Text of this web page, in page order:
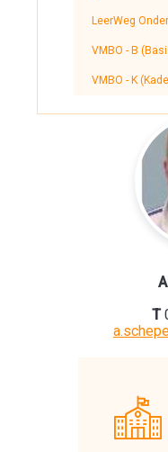
LeerWeg
VMBO - B
VMBO - K
T